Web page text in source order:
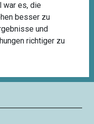
war es, die
besser zu
und
richtiger zu